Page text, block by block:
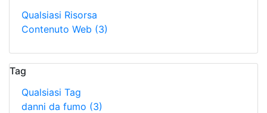
Qualsiasi Risorsa
Contenuto Web (3)
Tag
Qualsiasi Tag
danni da fumo (3)